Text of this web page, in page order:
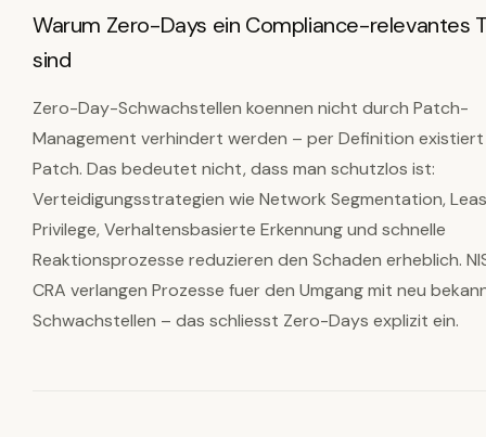
Warum Zero-Days ein Compliance-relevantes
sind
Zero-Day-Schwachstellen koennen nicht durch Patch-
Management verhindert werden – per Definition existiert
Patch. Das bedeutet nicht, dass man schutzlos ist:
Verteidigungsstrategien wie Network Segmentation,
Privilege, Verhaltensbasierte Erkennung und schnelle
Reaktionsprozesse reduzieren den Schaden erheblich.
CRA verlangen Prozesse fuer den Umgang mit neu
Schwachstellen – das schliesst Zero-Days explizit ein.